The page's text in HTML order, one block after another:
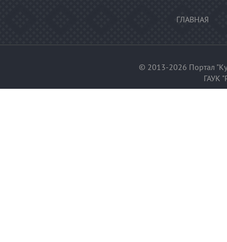
ГЛАВНАЯ
© 2013-2026 Портал
ГАУК